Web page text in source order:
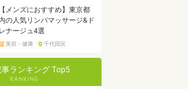
【メンズにおすすめ】東京都
の人気リンパマッサージ&ド
レナージュ4選
美容・健康 千代田区
事ランキング Top5